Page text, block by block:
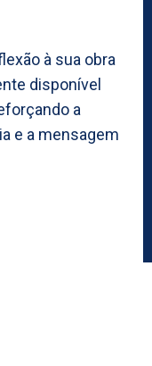
à sua obra
disponível
a
e a mensagem